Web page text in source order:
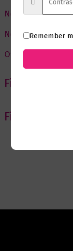
Negocios
Novedades
Ofertas
Filtrar por
Filtrar por
Remember